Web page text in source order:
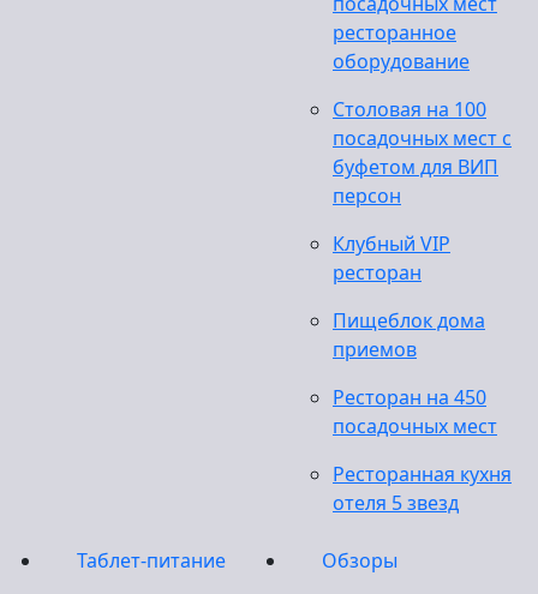
ресторанное
оборудование
Столовая на 100
посадочных мест с
буфетом для ВИП
персон
Клубный VIP
ресторан
Пищеблок дома
приемов
Ресторан на 450
посадочных мест
Ресторанная кухня
отеля 5 звезд
Таблет-питание
Обзоры